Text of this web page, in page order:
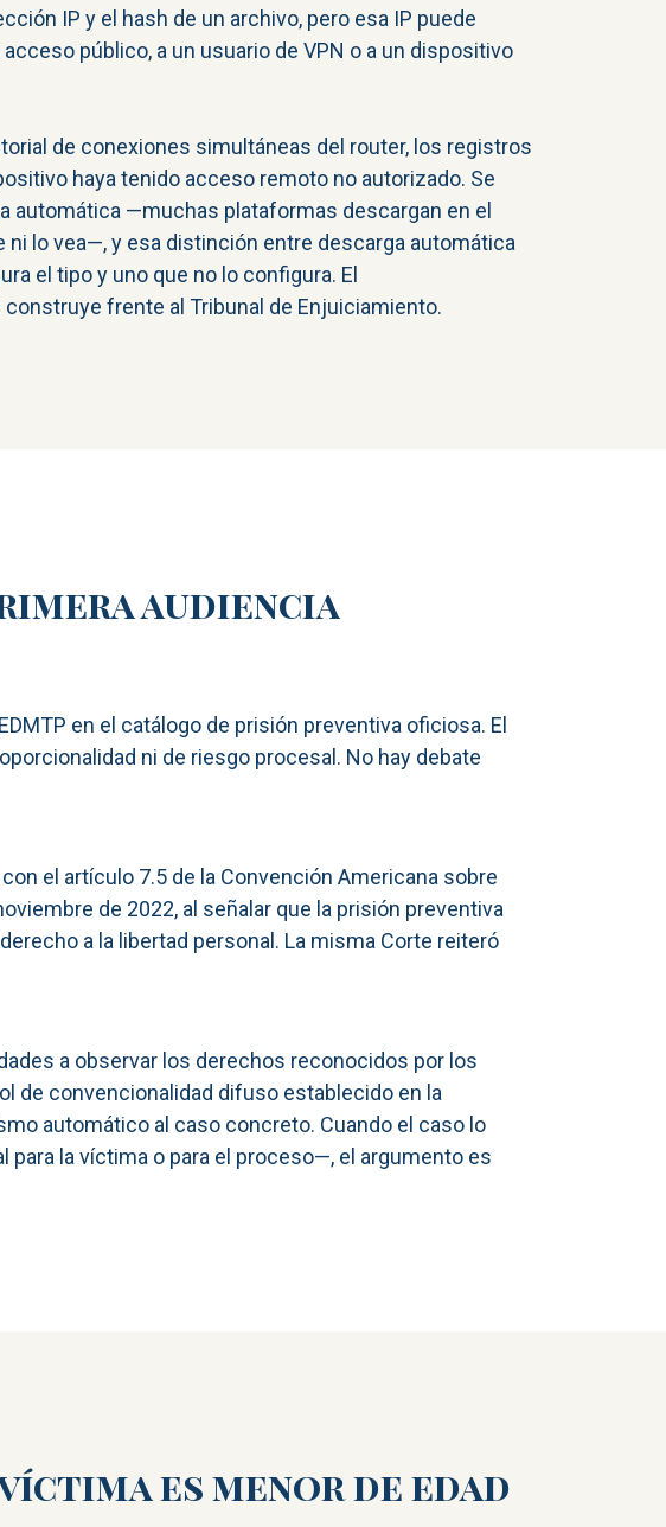
IP y el hash de un archivo, pero esa IP puede
público, a un usuario de VPN o a un dispositivo
de conexiones simultáneas del router, los registros
haya tenido acceso remoto no autorizado. Se
automática —muchas plataformas descargan en el
lo vea—, y esa distinción entre descarga automática
el tipo y uno que no lo configura. El
frente al Tribunal de Enjuiciamiento.
audiencia
en el catálogo de prisión preventiva oficiosa. El
ni de riesgo procesal. No hay debate
el artículo 7.5 de la Convención Americana sobre
de 2022, al señalar que la prisión preventiva
a la libertad personal. La misma Corte reiteró
a observar los derechos reconocidos por los
de convencionalidad difuso establecido en la
automático al caso concreto. Cuando el caso lo
la víctima o para el proceso—, el argumento es
es menor de edad